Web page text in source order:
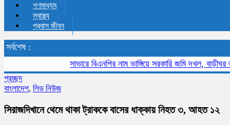
গণমাধ্যম
স্বাস্থ্য
প্রবাস জীবন
সর্বশেষ :
সাভারে বিএনপির নাম ভাঙ্গিয়ে সরকারি জমি দখল, বাড়ীঘর ভাংচুর
প্রচ্ছদ
বাংলাদেশ, লিড নিউজ
সিরাজদিখানে থেমে থাকা ট্রাককে বাসের ধাক্কায় নিহত ৩, আহত ১২